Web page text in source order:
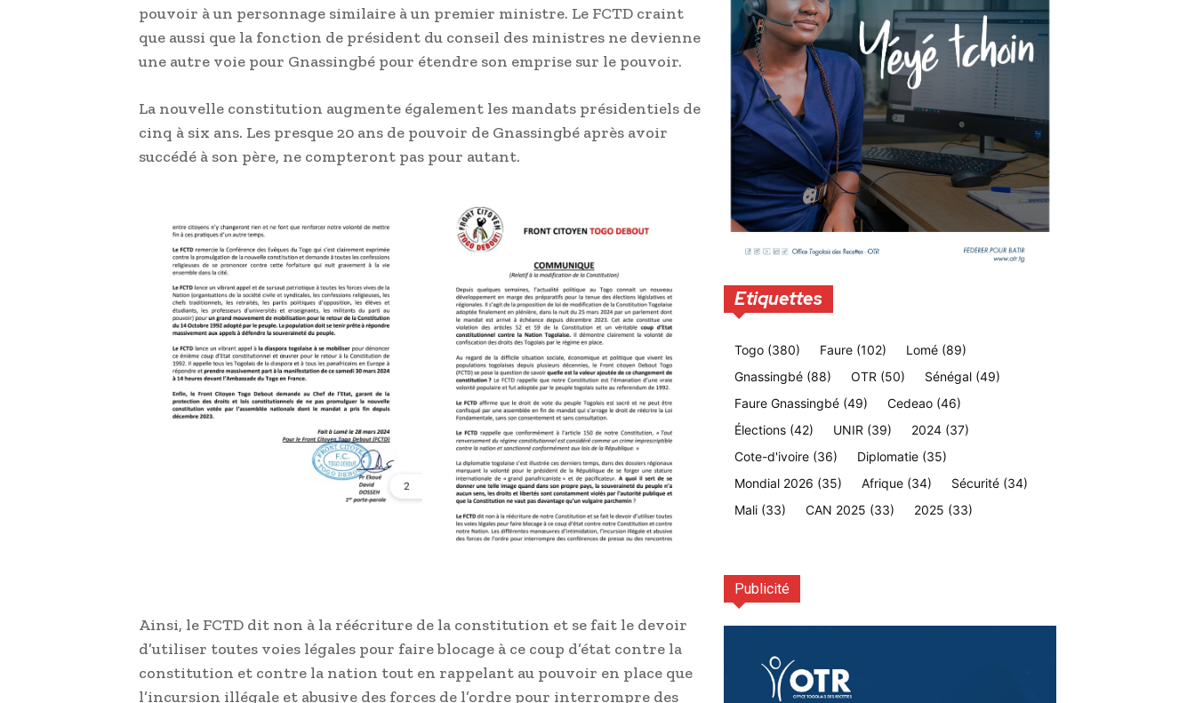
pouvoir à un personnage similaire à un premier ministre. Le FCTD craint
que aussi que la fonction de président du conseil des ministres ne devienne
une autre voie pour Gnassingbé pour étendre son emprise sur le pouvoir.
La nouvelle constitution augmente également les mandats présidentiels de
cinq à six ans. Les presque 20 ans de pouvoir de Gnassingbé après avoir
succédé à son père, ne compteront pas pour autant.
Ainsi, le FCTD dit non à la réécriture de la constitution et se fait le devoir
d’utiliser toutes voies légales pour faire blocage à ce coup d’état contre la
constitution et contre la nation tout en rappelant au pouvoir en place que
l’incursion illégale et abusive des forces de l’ordre pour interrompre des
Etiquettes
Togo (380) Faure (102) Lomé (89)
Gnassingbé (88) OTR (50) Sénégal (49)
Faure Gnassingbé (49) Cedeao (46)
Élections (42) UNIR (39) 2024 (37)
Cote-d'ivoire (36) Diplomatie (35)
Mondial 2026 (35) Afrique (34) Sécurité (34)
Mali (33) CAN 2025 (33) 2025 (33)
Publicité